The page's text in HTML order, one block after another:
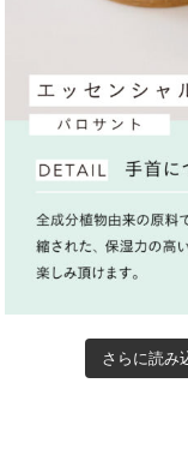
さらに読み